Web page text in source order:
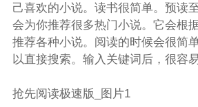
己喜欢的小说。读书很简单。预读
会为你推荐很多热门小说。它会根
推荐各种小说。阅读的时候会很简
以直接搜索。输入关键词后，很容
抢先阅读极速版_图片1